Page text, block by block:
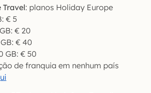
Travel: planos Holiday Europe
€ 5
€ 20
€ 40
GB: € 50
de franquia em nenhum país